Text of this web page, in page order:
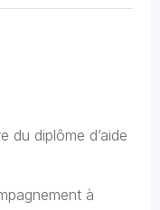
du diplôme d’aide
à